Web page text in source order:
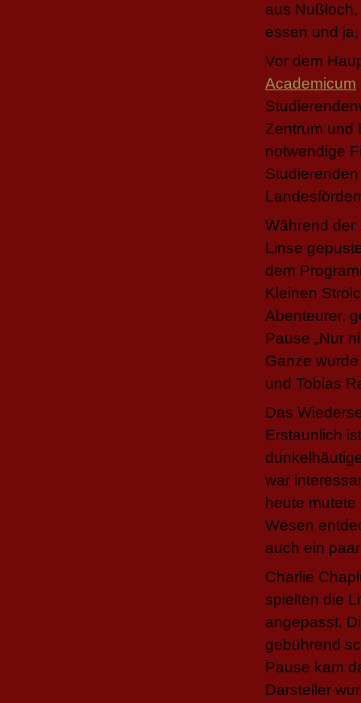
aus
essen und
Vor dem
Academicum
Zentrum und
notwendige
Während der
Linse
dem
Kleinen
Abenteurer,
Pause „Nur
Ganze
und Tobias
Das
Erstaunlich
war
heute
Wesen
auch ein
Charlie
spielten die
angepasst.
gebührend
Pause kam
Darsteller